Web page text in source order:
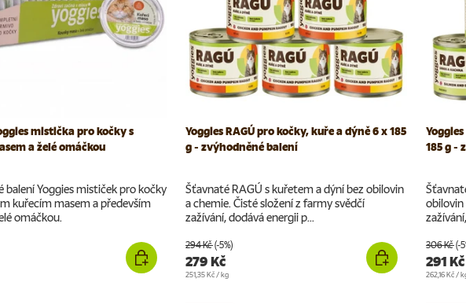
mistička pro kočky s
a želé omáčkou
balení Yoggies mističek pro kočky
kuřecím masem a především
omáčkou.
Yoggies RAGÚ pro kočky, kuře a dýně 6 x 185
g - zvýhodněné balení
Šťavnaté RAGÚ s kuřetem a dýní bez obilovin
a chemie. Čisté složení z farmy svědčí
zažívání, dodává energii p...
294 Kč(-5%)
279 Kč
Cena za jednotku
251,35 Kč/ kg
185 g -
obilovin
306 Kč(-
291 Kč
Cena za
262,16 Kč/